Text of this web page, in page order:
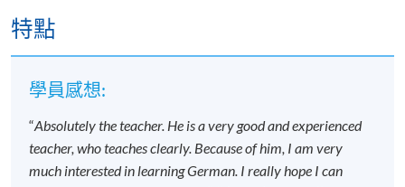
他班別或課程
若個別學員缺席，本院將不提供補課或其他安排。
報名代碼
2445-2904AW
特點
學員感想:
“Absolutely the teacher. He is a very good and experienced
teacher, who teaches clearly. Because of him, I am very
much interested in learning German. I really hope I can